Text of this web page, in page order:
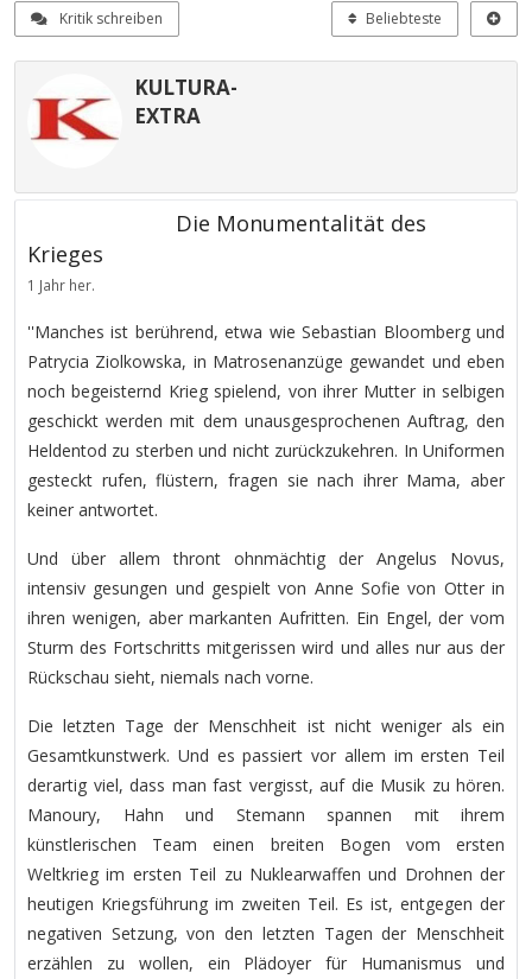
Kritik schreiben Beliebteste
KULTURA-
EXTRA
Die Monumentalität des
Krieges
1 Jahr her.
''Manches ist berührend, etwa wie Sebastian Bloomberg und
Patrycia Ziolkowska, in Matrosenanzüge gewandet und eben
noch begeisternd Krieg spielend, von ihrer Mutter in selbigen
geschickt werden mit dem unausgesprochenen Auftrag, den
Heldentod zu sterben und nicht zurückzukehren. In Uniformen
gesteckt rufen, flüstern, fragen sie nach ihrer Mama, aber
keiner antwortet.
Und über allem thront ohnmächtig der Angelus Novus,
intensiv gesungen und gespielt von Anne Sofie von Otter in
ihren wenigen, aber markanten Aufritten. Ein Engel, der vom
Sturm des Fortschritts mitgerissen wird und alles nur aus der
Rückschau sieht, niemals nach vorne.
Die letzten Tage der Menschheit ist nicht weniger als ein
Gesamtkunstwerk. Und es passiert vor allem im ersten Teil
derartig viel, dass man fast vergisst, auf die Musik zu hören.
Manoury, Hahn und Stemann spannen mit ihrem
künstlerischen Team einen breiten Bogen vom ersten
Weltkrieg im ersten Teil zu Nuklearwaffen und Drohnen der
heutigen Kriegsführung im zweiten Teil. Es ist, entgegen der
negativen Setzung, von den letzten Tagen der Menschheit
erzählen zu wollen, ein Plädoyer für Humanismus und